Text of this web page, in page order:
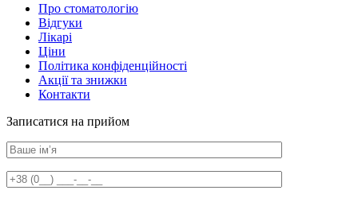
Про стоматологію
Відгуки
Лікарі
Ціни
Політика конфіденційності
Акції та знижки
Контакти
Записатися на прийом